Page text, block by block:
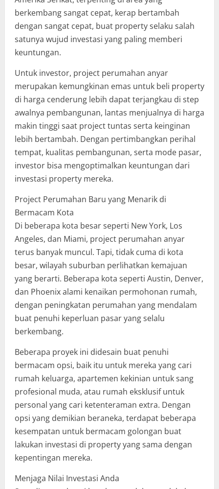
berkembang sangat cepat, kerap bertambah
dengan sangat cepat, buat property selaku salah
satunya wujud investasi yang paling memberi
keuntungan.
Untuk investor, project perumahan anyar
merupakan kemungkinan emas untuk beli property
di harga cenderung lebih dapat terjangkau di step
awalnya pembangunan, lantas menjualnya di harga
makin tinggi saat project tuntas serta keinginan
lebih bertambah. Dengan pertimbangkan perihal
tempat, kualitas pembangunan, serta mode pasar,
investor bisa mengoptimalkan keuntungan dari
investasi property mereka.
Project Perumahan Baru yang Menarik di
Bermacam Kota
Di beberapa kota besar seperti New York, Los
Angeles, dan Miami, project perumahan anyar
terus banyak muncul. Tapi, tidak cuma di kota
besar, wilayah suburban perlihatkan kemajuan
yang berarti. Beberapa kota seperti Austin, Denver,
dan Phoenix alami kenaikan permohonan rumah,
dengan peningkatan perumahan yang mendalam
buat penuhi keperluan pasar yang selalu
berkembang.
Beberapa proyek ini didesain buat penuhi
bermacam opsi, baik itu untuk mereka yang cari
rumah keluarga, apartemen kekinian untuk sang
profesional muda, atau rumah eksklusif untuk
personal yang cari ketenteraman extra. Dengan
opsi yang demikian beraneka, terdapat beberapa
kesempatan untuk bermacam golongan buat
lakukan investasi di property yang sama dengan
kepentingan mereka.
Menjaga Nilai Investasi Anda